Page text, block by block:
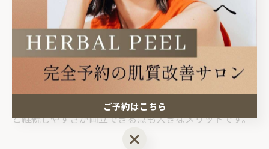
向にあります。
清原台のエステでは、肌状態や悩みに応じて剥離あり・
なしの施術を選べるため、初めての方も安心して通えま
す。施術前後のフォローやホームケアのアドバイスも受
けられるため、より効果的なニキビケアを目指せるでし
ょう。地域に根ざしたサロンを選ぶことで、通いやすさ
と継続しやすさが両立できる点も大きなメリットです。
ご予約はこちら
ご予約はこちら